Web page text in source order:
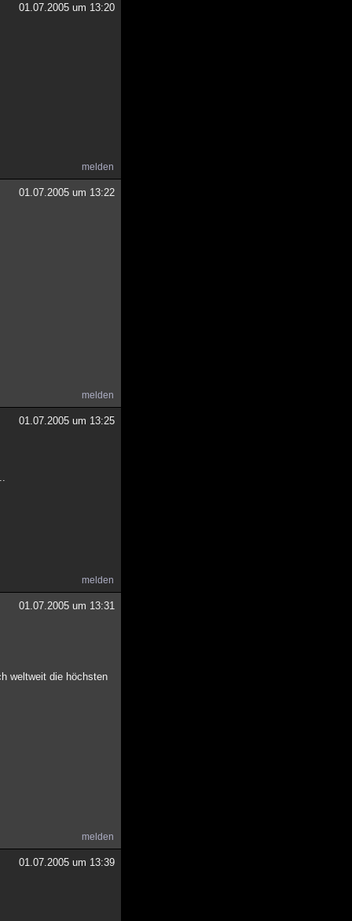
01.07.2005 um 13:20
melden
01.07.2005 um 13:22
melden
01.07.2005 um 13:25
melden
01.07.2005 um 13:31
weltweit die höchsten
melden
01.07.2005 um 13:39